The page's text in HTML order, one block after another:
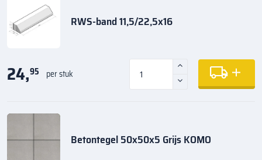
RWS-band 11,5/22,5x16
24,95 per stuk
Betontegel 50x50x5 Grijs KOMO